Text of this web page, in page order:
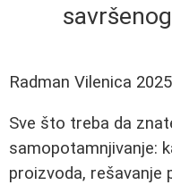
Radman Vilenica
Sve što treba da
samopotamnjivanje:
proizvoda, rešavanje